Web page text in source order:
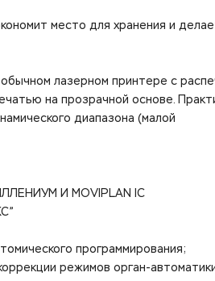
место для хранения и
лазерном принтере с
на прозрачной основе.
диапазона (малой
И MOVIPLAN IC
программирования;
режимов орган-